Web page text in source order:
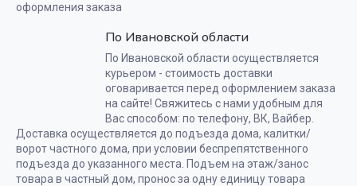
оформления заказа
По Ивановской области
По Ивановской области осуществляется
курьером - стоимость доставки
оговаривается перед оформлением заказа
на сайте! Свяжитесь с нами удобным для
Вас способом: по телефону, ВК, Вайбер.
Доставка осуществляется до подъезда дома, калитки/
ворот частного дома, при условии беспрепятственного
подъезда до указанного места. Подъем на этаж/занос
товара в частный дом, пронос за одну единицу товара